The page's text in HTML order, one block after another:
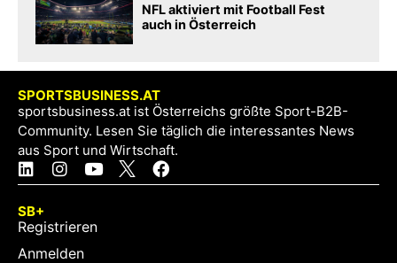
NFL aktiviert mit Football Fest
auch in Österreich
SPORTSBUSINESS.AT
sportsbusiness.at ist Österreichs größte Sport-B2B-
Community. Lesen Sie täglich die interessantes News
aus Sport und Wirtschaft.
SB+
Registrieren
Anmelden